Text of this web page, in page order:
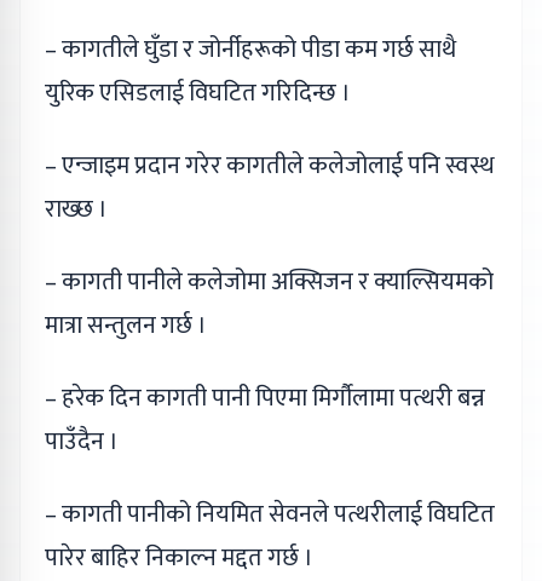
– कागतीले घुँडा र जोर्नीहरूको पीडा कम गर्छ साथै
युरिक एसिडलाई विघटित गरिदिन्छ ।
– एन्जाइम प्रदान गरेर कागतीले कलेजोलाई पनि स्वस्थ
राख्छ ।
– कागती पानीले कलेजोमा अक्सिजन र क्याल्सियमको
मात्रा सन्तुलन गर्छ ।
– हरेक दिन कागती पानी पिएमा मिर्गौलामा पत्थरी बन्न
पाउँदैन ।
– कागती पानीको नियमित सेवनले पत्थरीलाई विघटित
पारेर बाहिर निकाल्न मद्दत गर्छ ।